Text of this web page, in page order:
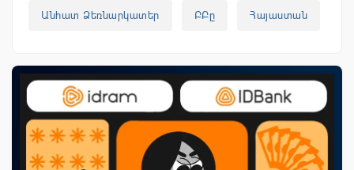
Անհատ Ձեռնարկատեր ԲԲը Հայաստան